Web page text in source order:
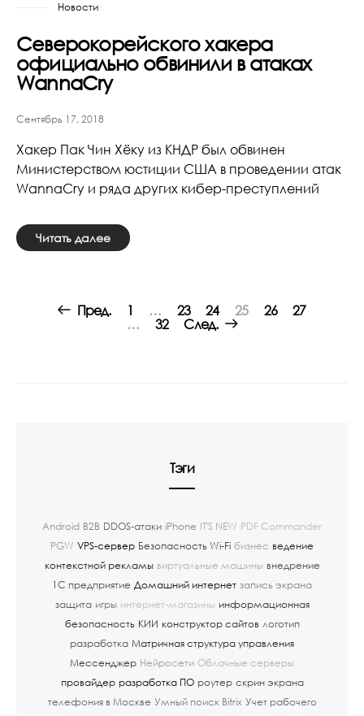
Новости
Северокорейского хакера
официально обвинили в атаках
WannaCry
Сентябрь 17, 2018
Хакер Пак Чин Хёку из КНДР был обвинен
Министерством юстиции США в проведении атак
WannaCry и ряда других кибер-преступлений
Читать далее
navigation
Пред. 1 … 23 24 25 26
27
…
32 След.
Тэги
Android B2B DDOS-атаки iPhone IT'S NEW PDF Commander
PGW VPS-сервер Безопасность Wi-Fi бизнес ведение
контекстной рекламы виртуальные машины внедрение
1С предприятие Домашний интернет запись экрана
защита игры интернет-магазины информационная
безопасность КИИ конструктор сайтов логотип
разработка Матричная структура управления
Мессенджер Нейросети Облачные серверы
провайдер разработка ПО роутер скрин экрана
телефония в Москве Умный поиск Bitrix Учет рабочего